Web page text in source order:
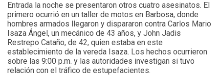
Entrada la noche se presentaron otros cuatro asesinatos. El
primero ocurrió en un taller de motos en Barbosa, donde
hombres armados llegaron y dispararon contra Carlos Mario
Isaza Ángel, un mecánico de 43 años, y John Jadis
Restrepo Cataño, de 42, quien estaba en este
establecimiento de la vereda Isaza. Los hechos ocurrieron
sobre las 9:00 p.m. y las autoridades investigan si tuvo
relación con el tráfico de estupefacientes.